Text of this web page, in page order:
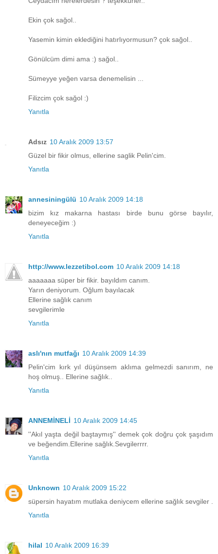
Ekin çok sağol..
Yasemin kimin eklediğini hatırlıyormusun? çok sağol..
Gönülcüm dimi ama :) sağol..
Sümeyye yeğen varsa denemelisin ...
Filizcim çok sağol :)
Yanıtla
Adsız 10 Aralık 2009 13:57
Güzel bir fikir olmus, ellerine saglik Pelin'cim.
Yanıtla
annesiningülü 10 Aralık 2009 14:18
bizim kız makarna hastası birde bunu görse bayılır,
deneyeceğim :)
Yanıtla
http://www.lezzetibol.com 10 Aralık 2009 14:18
aaaaaaa süper bir fikir. bayıldım canım.
Yarın deniyorum. Oğlum bayılacak
Ellerine sağlık canım
sevgilerimle
Yanıtla
aslı'nın mutfağı 10 Aralık 2009 14:39
Pelin'cim kırk yıl düşünsem aklıma gelmezdi sanırım, ne
hoş olmuş.. Ellerine sağlık..
Yanıtla
ANNEMİNELİ 10 Aralık 2009 14:45
''Akıl yaşta değil baştaymış'' demek çok doğru çok şaşıdım
ve beğendim.Ellerine sağlık.Sevgilerrrr.
Yanıtla
Unknown 10 Aralık 2009 15:22
süpersin hayatım mutlaka deniycem ellerine sağlık sevgiler .
Yanıtla
hilal 10 Aralık 2009 16:39